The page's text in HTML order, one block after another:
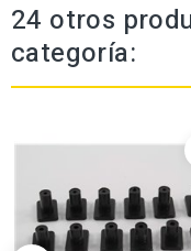
24 otros
categoría: